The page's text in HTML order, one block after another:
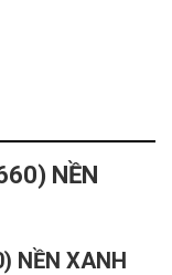
NỀN
NỀN XANH